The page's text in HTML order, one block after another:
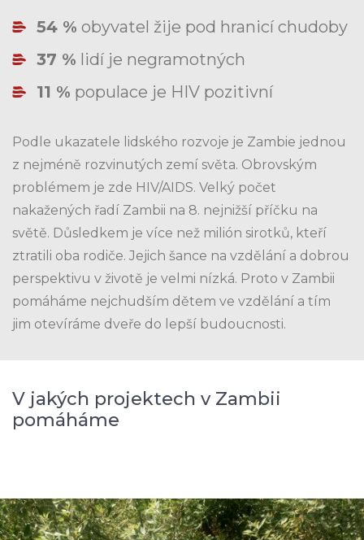
54 % obyvatel žije pod hranicí chudoby
37 % lidí je negramotných
11 % populace je HIV pozitivní
Podle ukazatele lidského rozvoje je Zambie jednou
z nejméně rozvinutých zemí světa. Obrovským
problémem je zde HIV/AIDS. Velký počet
nakažených řadí Zambii na 8. nejnižší příčku na
světě. Důsledkem je více než milión sirotků, kteří
ztratili oba rodiče. Jejich šance na vzdělání a dobrou
perspektivu v životě je velmi nízká. Proto v Zambii
pomáháme nejchudším dětem ve vzdělání a tím
jim otevíráme dveře do lepší budoucnosti.
V jakých projektech v Zambii
pomáháme